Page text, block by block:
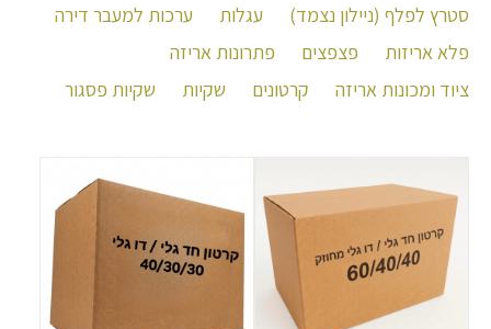
סטרץ לפלף (ניילון נצמד)
עגלות
ערכות למעבר דירה
פלא אריזות
פצפצים
פתרונות אריזה
ציוד ומכונות אריזה
קרטונים שקיות שקיות פסגור